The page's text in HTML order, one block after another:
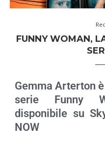
FUNNY WOMAN,
Gemma Arterton
serie Funny
disponibile su
NOW